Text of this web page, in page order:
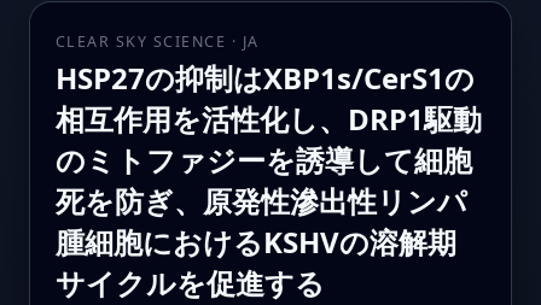
CLEAR SKY SCIENCE · JA
HSP27の抑制はXBP1s/CerS1の
相互作用を活性化し、DRP1駆動
のミトファジーを誘導して細胞
死を防ぎ、原発性滲出性リンパ
腫細胞におけるKSHVの溶解期
サイクルを促進する